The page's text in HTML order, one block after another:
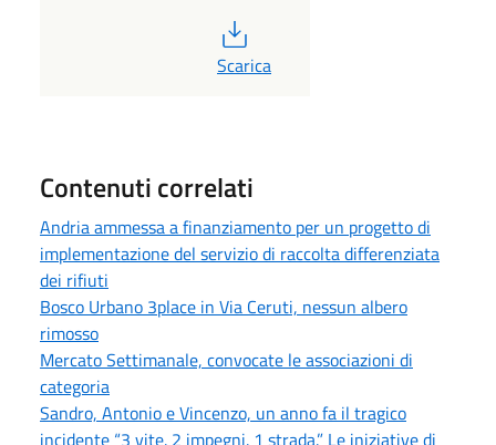
PDF
Scarica
Contenuti correlati
Andria ammessa a finanziamento per un progetto di
implementazione del servizio di raccolta differenziata
dei rifiuti
Bosco Urbano 3place in Via Ceruti, nessun albero
rimosso
Mercato Settimanale, convocate le associazioni di
categoria
Sandro, Antonio e Vincenzo, un anno fa il tragico
incidente “3 vite. 2 impegni. 1 strada.” Le iniziative di